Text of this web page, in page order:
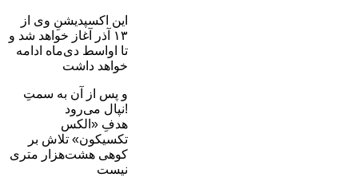
این اکسپدیشنِ وی از
۱۳ آذر آغاز خواهد شد و
تا اواسط دی‌ماه ادامه
خواهد داشت
و پس از آن به سمتِ
نپال می‌رود!
هدفِ «الکس
تکسیکون» تلاش بر
کوهی هشت‌هزار متری
نیست